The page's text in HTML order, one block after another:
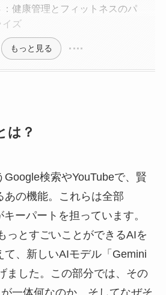
健康管理とフィットネスのパ
イズ
もっと見る
は？
検索やYouTubeで、賢
あの機能。これらは全部
キーパートを担っています。
っとすごいことができるAIを
て、新しいAIモデル「Gemini
ました。この部分では、その